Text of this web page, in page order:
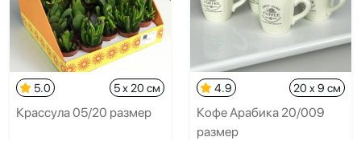
5.0 5 x 20 см
Крассула 05/20 размер
4.9 20 x 9 см
Кофе Арабика 20/009
размер